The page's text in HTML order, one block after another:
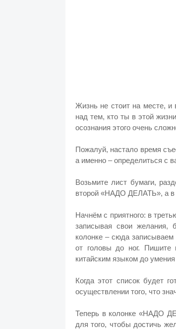
Жизнь не стоит на месте, и
над тем, кто ты в этой
осознания этого очень
Пожалуй, настало время
а именно – определиться с
Возьмите лист бумаги,
второй «НАДО ДЕЛАТЬ», а в
Начнём с приятного: в
записывая свои желания,
колонке – сюда
от головы до ног. Пишите
китайским языком до
Когда этот список будет
осуществлении того, что
Теперь в колонке «НАДО
для того, чтобы достичь